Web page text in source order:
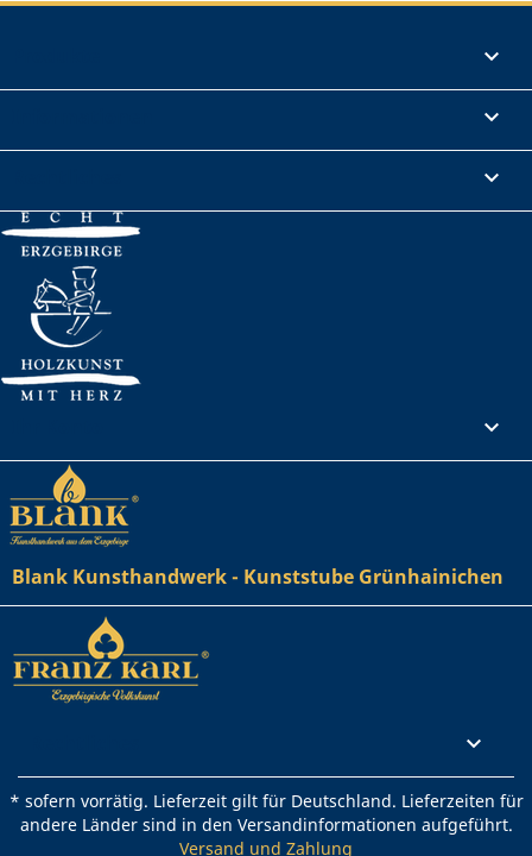




Blank Kunsthandwerk - Kunststube Grünhainichen

* sofern vorrätig. Lieferzeit gilt für Deutschland. Lieferzeiten für
andere Länder sind in den Versandinformationen aufgeführt.
Versand und Zahlung